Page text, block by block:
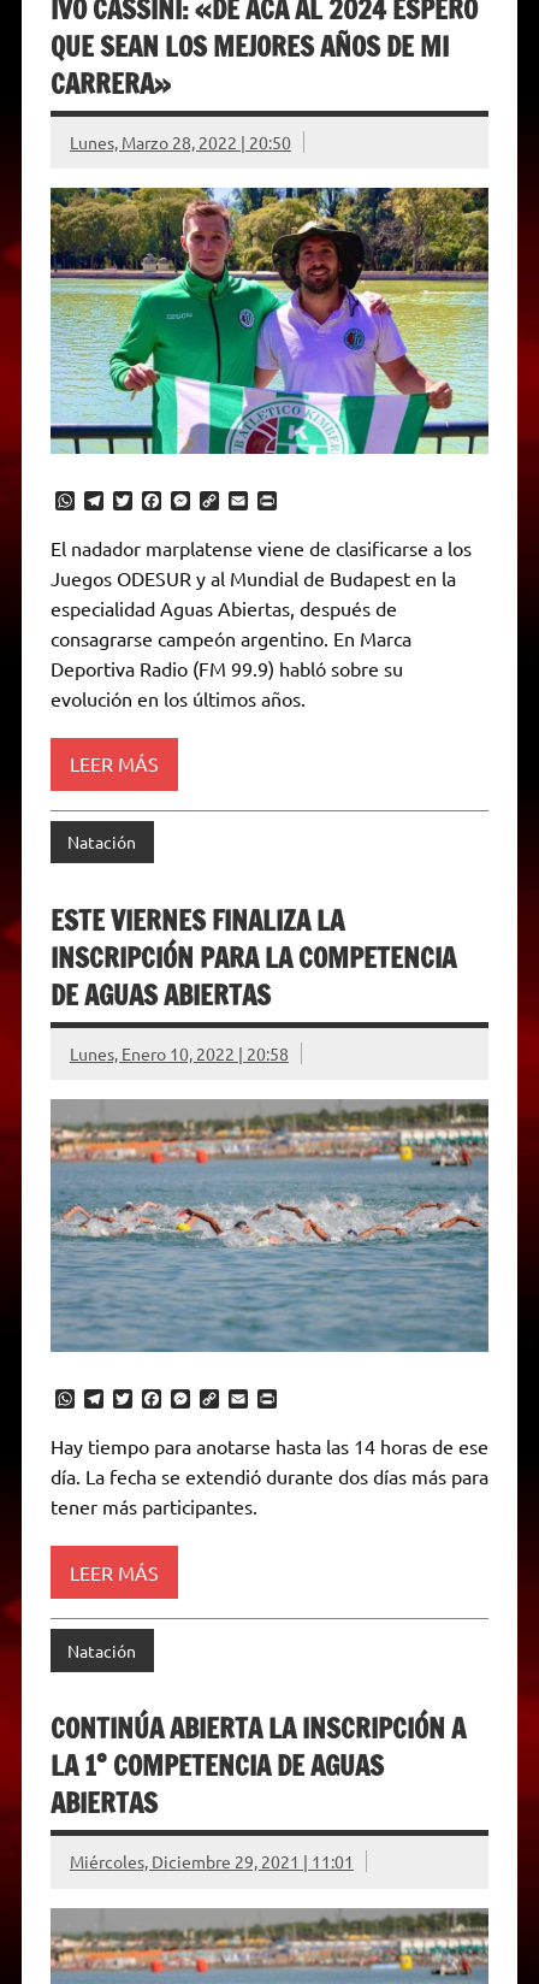
IVO CASSINI: «DE ACÁ AL 2024 ESPERO
QUE SEAN LOS MEJORES AÑOS DE MI
CARRERA»
Lunes, Marzo 28, 2022 | 20:50
W
t
s
A
p
p
T
e
g
r
a
m
T
t
t
e
r
F
e
b
o
k
M
s
s
e
n
g
e
r
C
y
L
n
k
E
i
l
P
n
t
r
i
e
n
d
l
El nadador marplatense viene de clasificarse a los
Juegos ODESUR y al Mundial de Budapest en la
especialidad Aguas Abiertas, después de
consagrarse campeón argentino. En Marca
Deportiva Radio (FM 99.9) habló sobre su
evolución en los últimos años.
LEER MÁS
Natación
ESTE VIERNES FINALIZA LA
INSCRIPCIÓN PARA LA COMPETENCIA
DE AGUAS ABIERTAS
Lunes, Enero 10, 2022 | 20:58
W
t
s
p
T
e
g
a
T
t
t
r
F
e
b
o
o
M
s
e
n
g
C
p
y
L
n
E
i
l
P
i
n
t
Hay tiempo para anotarse hasta las 14 horas de ese
día. La fecha se extendió durante dos días más para
tener más participantes.
LEER MÁS
Natación
CONTINÚA ABIERTA LA INSCRIPCIÓN A
LA 1° COMPETENCIA DE AGUAS
ABIERTAS
Miércoles, Diciembre 29, 2021 | 11:01